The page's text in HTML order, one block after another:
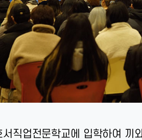
서직업전문학교에 입학하여 끼